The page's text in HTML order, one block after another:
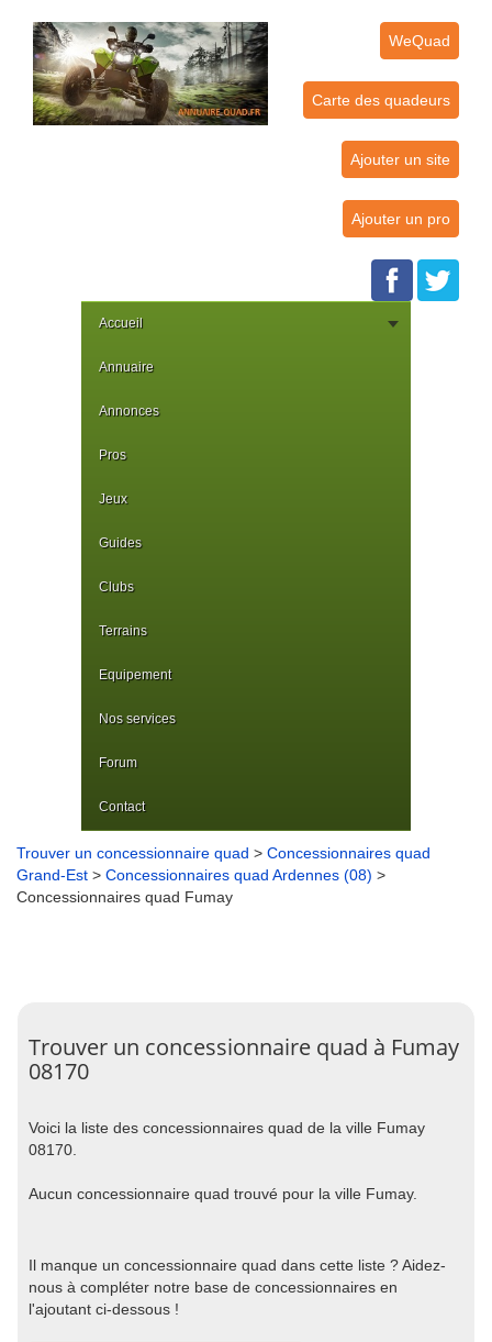
WeQuad
Carte des quadeurs
Ajouter un site
Ajouter un pro
Accueil
Annuaire
Annonces
Pros
Jeux
Guides
Clubs
Terrains
Equipement
Nos services
Forum
Contact
Trouver un concessionnaire quad > Concessionnaires quad
Grand-Est > Concessionnaires quad Ardennes (08) >
Concessionnaires quad Fumay
Trouver un concessionnaire quad à Fumay
08170
Voici la liste des concessionnaires quad de la ville Fumay
08170.
Aucun concessionnaire quad trouvé pour la ville Fumay.
Il manque un concessionnaire quad dans cette liste ? Aidez-
nous à compléter notre base de concessionnaires en
l'ajoutant ci-dessous !